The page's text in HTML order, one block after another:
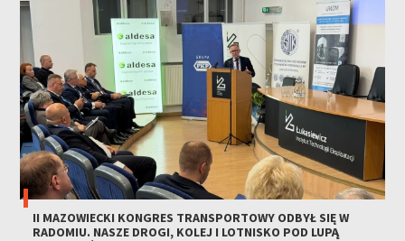
II MAZOWIECKI KONGRES TRANSPORTOWY ODBYŁ SIĘ W
RADOMIU. NASZE DROGI, KOLEJ I LOTNISKO POD LUPĄ